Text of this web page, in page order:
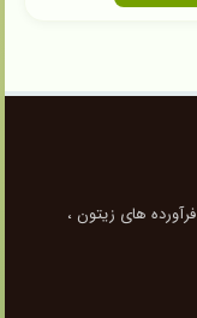
های زیتون ،